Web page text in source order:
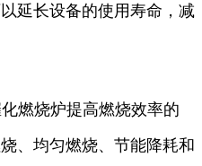
延长设备的使用寿命，减
燃烧炉提高燃烧效率的
、均匀燃烧、节能降耗和